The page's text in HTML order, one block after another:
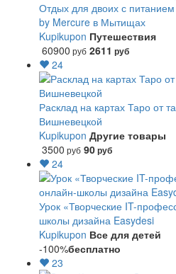
Отдых для двоих с
by Mercure в Мытищах
Kupikupon Путешествия
60900 руб 2611 руб
24
Расклад на картах Таро от
Вишневецкой
Kupikupon Другие товары
3500 руб 90руб
24
Урок «Творческие IT-
школы дизайна Easydesi
Kupikupon Все для детей
-100%бесплатно
23